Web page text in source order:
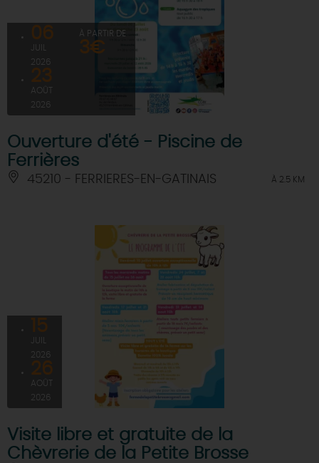
06
2026
23
AOÛT
2026
À PARTIR DE
3€
Ouverture d'été - Piscine de
Ferrières
45210 - FERRIERES-EN-GATINAIS À 2.5 KM
15
2026
26
AOÛT
2026
Visite libre et gratuite de la
Chèvrerie de la Petite Brosse